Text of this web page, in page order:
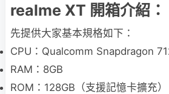
realme XT 開箱介紹：
先提供大家基本規格如下：
CPU：Qualcomm Snapdragon
RAM：8GB
ROM：128GB（支援記憶卡擴充）